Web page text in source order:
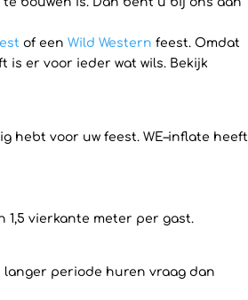
of eenWild Western feest. Omdat
er voor ieder wat wils. Bekijk
hebt voor uw feest. WE–inflate heeft
1,5 vierkante meter per gast.
langer periode huren vraag dan